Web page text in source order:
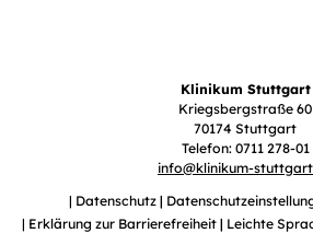
Klinikum Stuttgart
Kriegsbergstraße 60
70174 Stuttgart
Telefon: 0711 278-01
info@klinikum-
Datenschutz
Erklärung zur Barrierefreiheit
Leichte